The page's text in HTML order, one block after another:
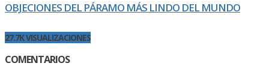
OBJECIONES DEL PÁRAMO MÁS LINDO DEL MUNDO
27.7K VISUALIZACIONES
COMENTARIOS